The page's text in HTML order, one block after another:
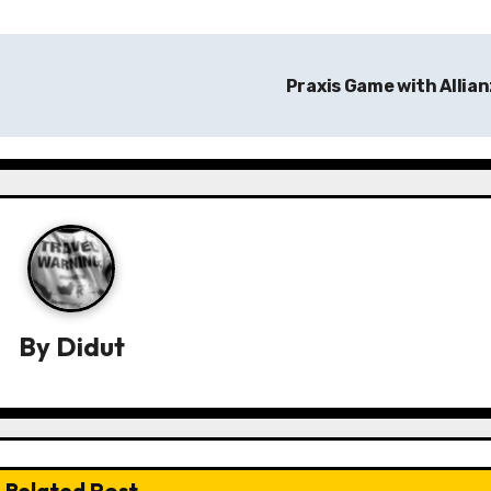
Praxis Game with
By Didut